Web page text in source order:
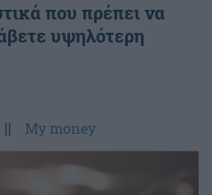
που πρέπει να
υψηλότερη
|| My money